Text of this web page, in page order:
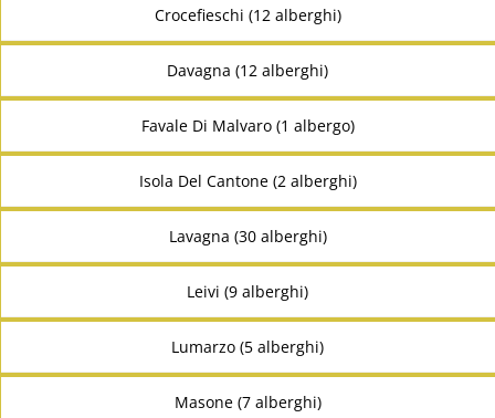
Crocefieschi (12 alberghi)
Davagna (12 alberghi)
Favale Di Malvaro (1 albergo)
Isola Del Cantone (2 alberghi)
Lavagna (30 alberghi)
Leivi (9 alberghi)
Lumarzo (5 alberghi)
Masone (7 alberghi)